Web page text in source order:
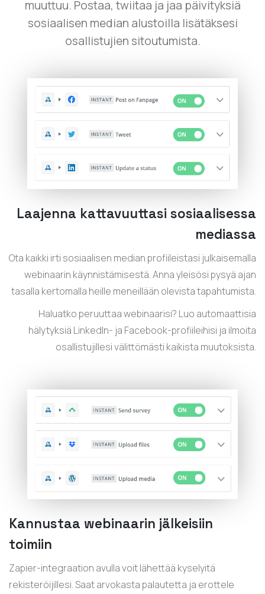
muuttuu. Postaa, twiitaa ja jaa päivityksiä
sosiaalisen median alustoilla lisätäksesi
osallistujien sitoutumista.
Laajenna kattavuuttasi sosiaalisessa
mediassa
Ota kaikki irti sosiaalisen median profiileistasi julkaisemalla
webinaarin käynnistämisestä. Anna yleisösi pysyä ajan
tasalla kertomalla heille meneillään olevista tapahtumista.
Haluatko peruuttaa webinaarisi? Luo automaattisia
hälytyksiä LinkedIn- ja Facebook-profiileihisi ja ilmoita
osallistujillesi välittömästi kaikista muutoksista.
Kannustaa webinaarin jälkeisiin
toimiin
Zapier-integraation avulla voit lähettää kyselyitä
rekisteröijillesi. Saat arvokasta palautetta ja erottele